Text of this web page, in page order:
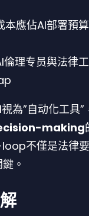
本應佔AI部署預
倫理专员與法律
為”自动化工具”
making
不僅是法律要
。